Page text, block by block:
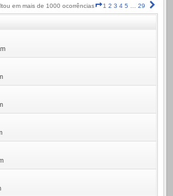
em mais de 1000 ocorrências Página
1
1 2 3 4 5 29